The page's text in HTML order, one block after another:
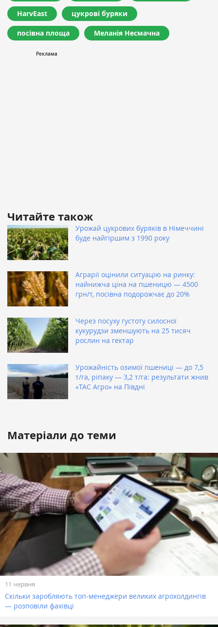
HarvEast цукрові буряки
посівна площа Меланія Несмачна
Читайте також
Урожай цукрових буряків в Німеччині
буде найгіршим з 1990 року
Аграрії оцінили ситуацію на ринку:
найнижча ціна на пшеницю — 4500
грн/т, посівна подорожчає до 20%
Через посуху густоту силосної
кукурудзи зменшують на 25 тисяч
рослин на гектар
Урожайність озимої пшениці — до 7,5
т/га, ріпаку — 3,2 т/га: результати жнив
«ТАС Агро» на Півдні
Матеріали до теми
11 червня
Скільки заробляють топ-менеджери великих агрохолдингів
— розповіли фахівці